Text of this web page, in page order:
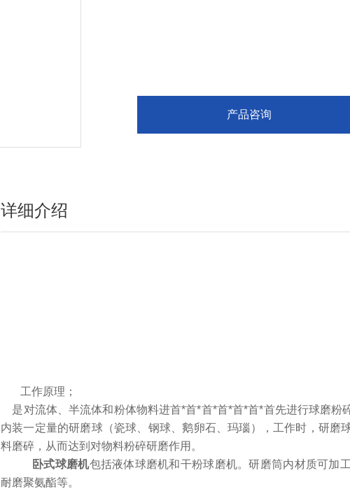
产品咨询
详细介绍
工作原理；
是对流体、半流体和粉体物料进首*首*首*首*首*首*首先进行球磨粉
内装一定量的研磨球（瓷球、钢球、鹅卵石、玛瑙），工作时，研磨
料磨碎，从而达到对物料粉碎研磨作用。
卧式球磨机包括液体球磨机和干粉球磨机。研磨筒内材质可加
耐磨聚氨酯等。